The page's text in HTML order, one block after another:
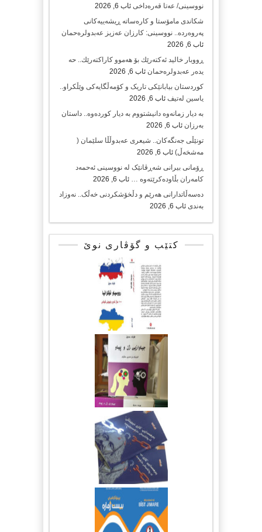
نووسینی/ عەتا قەرەداخی ئاب 6, 2026
شکاندی مامۆستا و کارەساتە ڕیشەییەکانی
پەروەردە.. نووسینی: کارزان عەزیز عەبدولرەحمان
ئاب 6, 2026
ڕووبار خالید ئەكتەرێك بۆ هەموو كاراكتەرێك.. حه
یدەر عەبدولرەحمان ئاب 6, 2026
کوردستان بیابانێکی تاریک و کۆمەڵگایەکی وێڵکراو..
یاسین لەتیف ئاب 6, 2026
بە دیار زمانەوە دانیشتووم بە دیار کوردەوە.. داستان
بەرزان ئاب 6, 2026
تونێڵی جەنگەکان.. شیعری عەبدوڵڵا سلێمان (
مەشخەڵ) ئاب 6, 2026
ڕۆمانی بیرانی شەڕڤانێک لە نووسینی ئەحمەد
کامەران بڵاودەکرێتەوە … ئاب 6, 2026
دەسەڵاتدارانی هەرێم و دڵخۆشکردنی خەڵک.. نەوزاد
بەندی ئاب 6, 2026
کتێب و گۆڤاری نوێ